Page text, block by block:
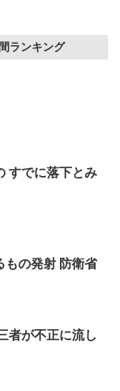
ランキング
すでに落下とみ
もの発射 防衛省
者が不正に流し